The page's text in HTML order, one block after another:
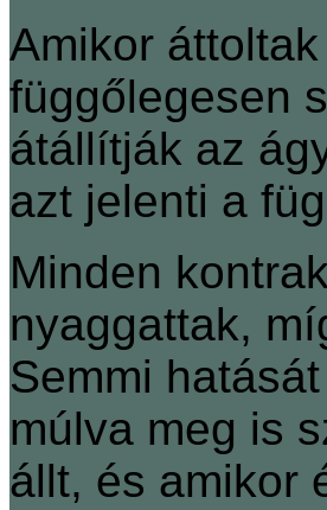
Amikor
függőlegesen
átállítják az
azt jelenti a
Minden
nyaggattak,
Semmi
múlva meg is
állt, és amikor